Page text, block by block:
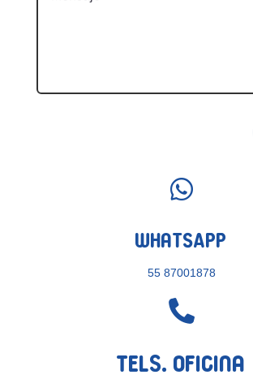

WhatsApp
55 87001878

Tels. Oficina